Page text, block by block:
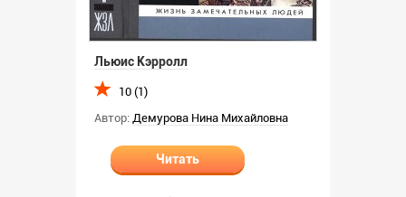
Льюис Кэрролл
10 (1)
Автор: Демурова Нина Михайловна
Читать